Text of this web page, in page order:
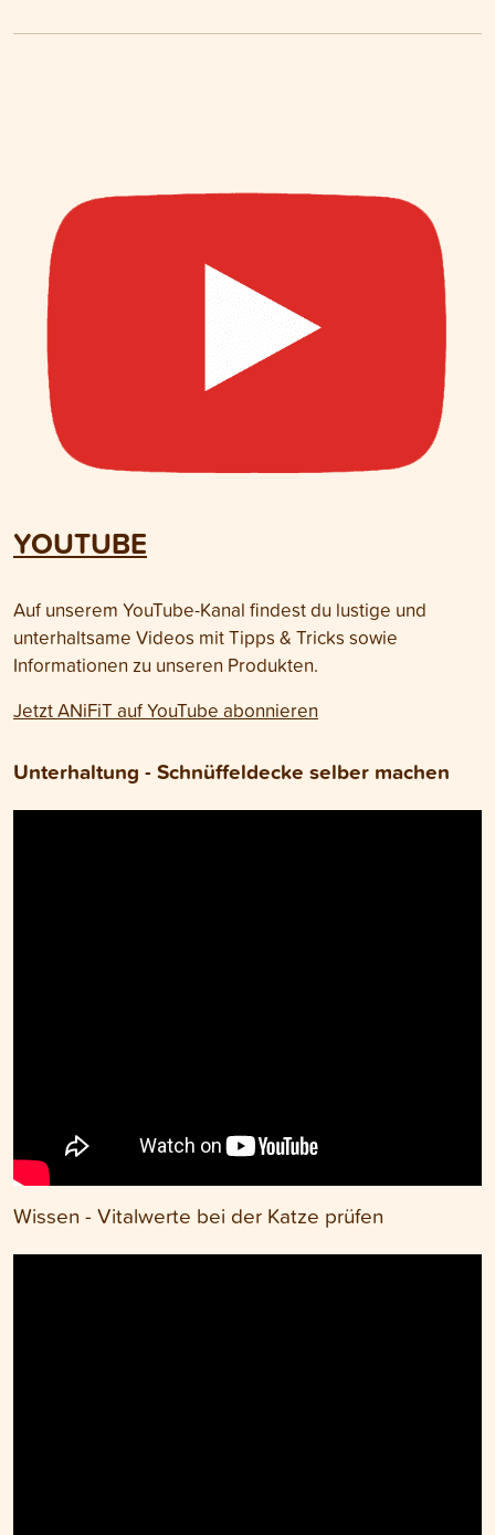
YOUTUBE
Auf unserem YouTube-Kanal findest du lustige und
unterhaltsame Videos mit Tipps & Tricks sowie
Informationen zu unseren Produkten.
Jetzt ANiFiT auf YouTube abonnieren
Unterhaltung - Schnüffeldecke selber machen
Wissen - Vitalwerte bei der Katze prüfen